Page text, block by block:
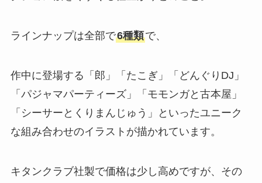
ラインナップは全部で6種類で、
作中に登場する「郎」「たこぎ」「どんぐりDJ」
「パジャマパーティーズ」「モモンガと古本屋」
「シーサーとくりまんじゅう」といったユニーク
な組み合わせのイラストが描かれています​。
キタンクラブ社製で価格は少し高めですが、その